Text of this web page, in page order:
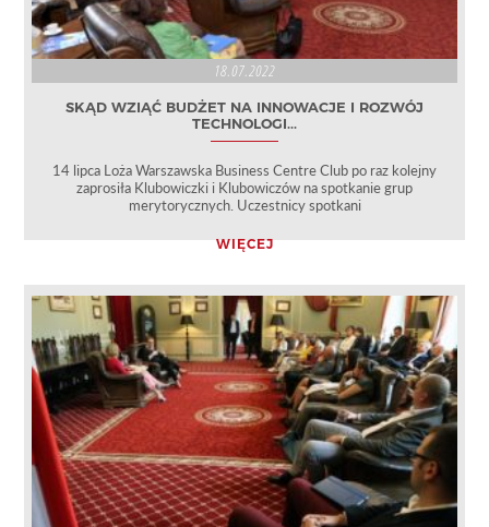
18.07.2022
SKĄD WZIĄĆ BUDŻET NA INNOWACJE I ROZWÓJ
TECHNOLOGI...
14 lipca Loża Warszawska Business Centre Club po raz kolejny
zaprosiła Klubowiczki i Klubowiczów na spotkanie grup
merytorycznych. Uczestnicy spotkani
WIĘCEJ